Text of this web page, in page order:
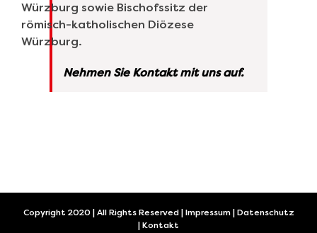
Würzburg sowie Bischofssitz der
römisch-katholischen Diözese
Würzburg.
Nehmen Sie Kontakt mit uns auf.
Copyright 2020 | All Rights Reserved | Impressum| Datenschutz
Kontakt